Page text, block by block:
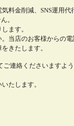
料金削減、SNS運用代
。
ます。
当店のお客様からの電
きたします。
連絡くださいますよ
たします。